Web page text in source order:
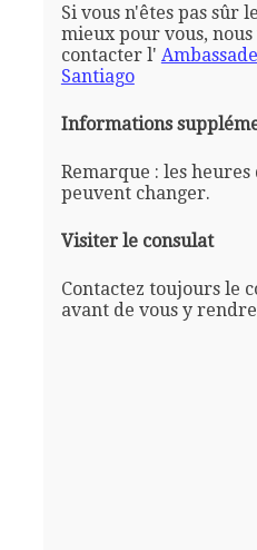
Si vous n'êtes pas sûr
mieux pour vous, nous
contacter l'
Santiago
Informations
Remarque : les
peuvent changer.
Visiter le consulat
Contactez toujours le
avant de vous y